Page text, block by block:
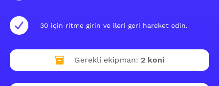
30 için ritme girin ve ileri geri hareket edin.
Gerekli ekipman: 2 koni